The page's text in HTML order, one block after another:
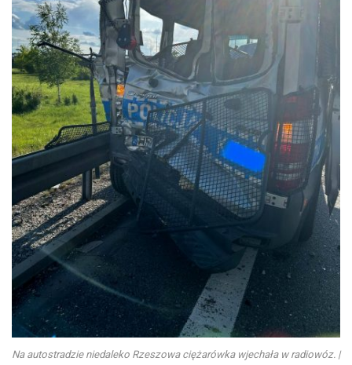
Na autostradzie niedaleko Rzeszowa ciężarówka wjechała w radiowóz. |